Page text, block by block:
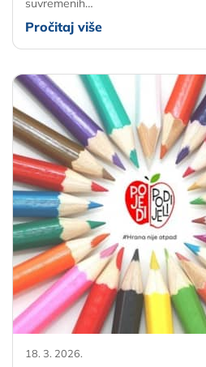
Pročitaj više
18. 3. 2026.